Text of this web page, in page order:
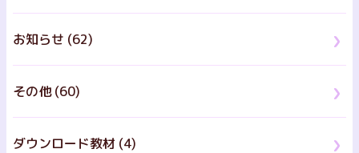
お知らせ (62)
その他 (60)
ダウンロード教材 (4)